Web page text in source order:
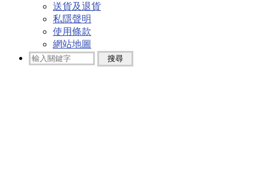
送貨及退貨
私隱聲明
使用條款
網站地圖